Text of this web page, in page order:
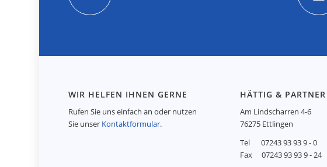
WIR HELFEN IHNEN GERNE
Rufen Sie uns einfach an oder nutzen
Sie unser Kontaktformular.
HÄTTIG & PARTNER
Am Lindscharren 4-6
76275 Ettlingen
Tel 07243 93 93 9 - 0
Fax 07243 93 93 9 - 24